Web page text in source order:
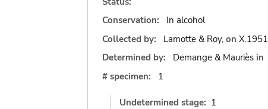
Conservation:
In alcohol
Collected by:
Lamotte & Roy, on X.1951
Determined by:
Demange & Mauriès in
# specimen:
1
Undetermined stage: 1